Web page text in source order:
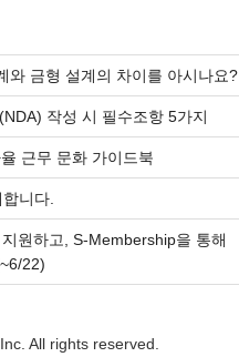
와 금형 설계의 차이를 아시나요?
작성 시 필수조항 5가지
근무 문화 가이드북
니다.
원하고, S-Membership을 통해
22)
All rights reserved.